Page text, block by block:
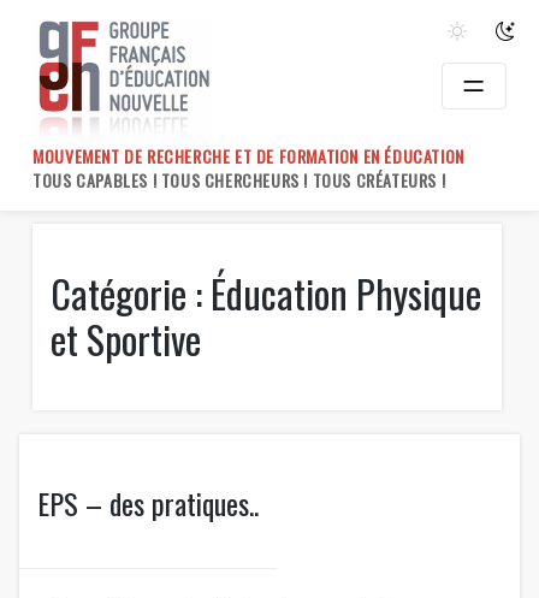
content
MOUVEMENT DE RECHERCHE ET DE FORMATION EN ÉDUCATION
TOUS CAPABLES ! TOUS CHERCHEURS ! TOUS CRÉATEURS !
Catégorie :Éducation Physique
et Sportive
EPS – des pratiques..